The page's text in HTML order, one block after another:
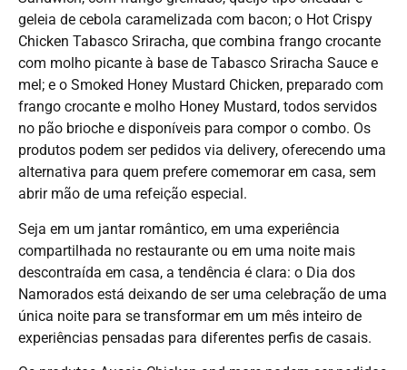
geleia de cebola caramelizada com bacon; o Hot Crispy
Chicken Tabasco Sriracha, que combina frango crocante
com molho picante à base de Tabasco Sriracha Sauce e
mel; e o Smoked Honey Mustard Chicken, preparado com
frango crocante e molho Honey Mustard, todos servidos
no pão brioche e disponíveis para compor o combo. Os
produtos podem ser pedidos via delivery, oferecendo uma
alternativa para quem prefere comemorar em casa, sem
abrir mão de uma refeição especial.
Seja em um jantar romântico, em uma experiência
compartilhada no restaurante ou em uma noite mais
descontraída em casa, a tendência é clara: o Dia dos
Namorados está deixando de ser uma celebração de uma
única noite para se transformar em um mês inteiro de
experiências pensadas para diferentes perfis de casais.